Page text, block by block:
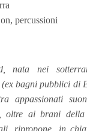
percussioni
nata nei
bagni pubblici di
appassionati
oltre ai brani
ripropone, in